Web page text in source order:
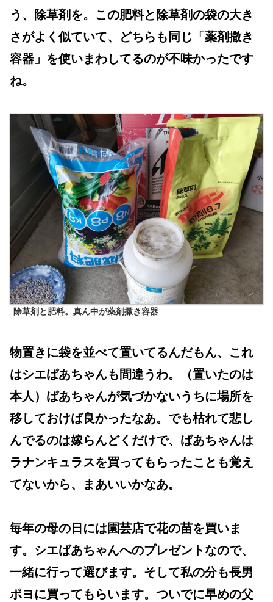
う、除草剤を。この肥料と除草剤の袋の大き
さがよく似ていて、どちらも同じ「薬剤撒き
容器」を使いまわしてるのが不味かったです
ね。
除草剤と肥料。真ん中が薬剤撒き容器
物置きに袋を並べて置いてるんだもん、これ
はシエばあちゃんも間違うわ。（置いたのは
本人）ばあちゃんが気づかないうちに場所を
移しておけば良かったなあ。でも枯れて悲し
んでるのは嫁らんどくだけで、ばあちゃんは
ラナンキュラスを買ってもらったことも覚え
てないから、まあいいかなあ。
毎年の母の日には園芸店で花の苗を買いま
す。シエばあちゃんへのプレゼントなので、
一緒に行って選びます。そして私の分も長男
ポヨに買ってもらいます。ついでに早めの父